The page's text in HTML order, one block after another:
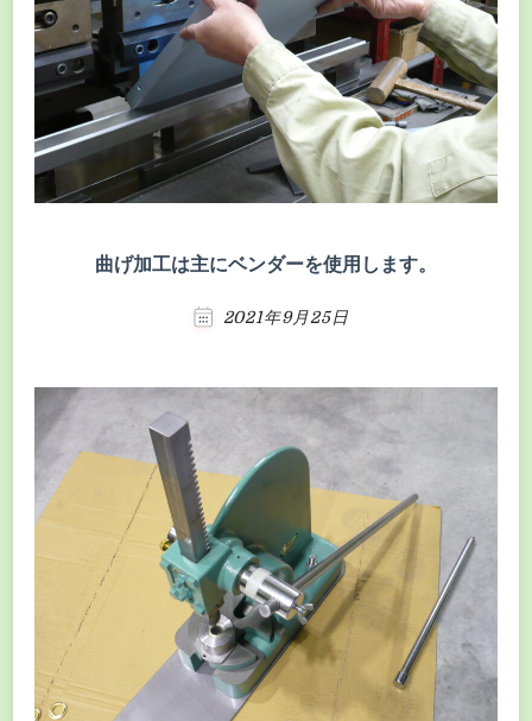
曲げ加工は主にベンダーを使用します。
2021年9月25日